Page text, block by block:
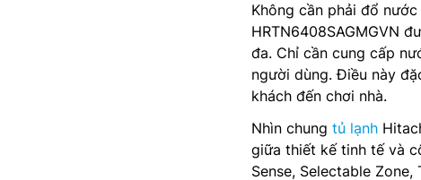
Không cần phải đổ
HRTN6408SAGMGVN
đa. Chỉ cần cung cấp
người dùng. Điều này
khách đến chơi nhà.
Nhìn chung tủ lạnh
giữa thiết kế tinh tế và
Sense, Selectable